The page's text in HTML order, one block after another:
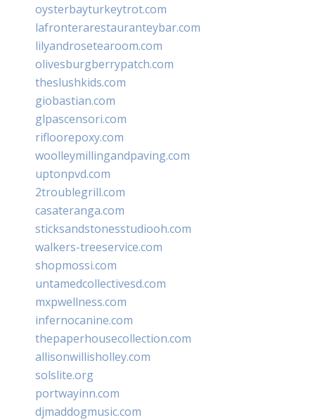
oysterbayturkeytrot.com
lafronterarestauranteybar.com
lilyandrosetearoom.com
olivesburgberrypatch.com
theslushkids.com
giobastian.com
glpascensori.com
rifloorepoxy.com
woolleymillingandpaving.com
uptonpvd.com
2troublegrill.com
casateranga.com
sticksandstonesstudiooh.com
walkers-treeservice.com
shopmossi.com
untamedcollectivesd.com
mxpwellness.com
infernocanine.com
thepaperhousecollection.com
allisonwillisholley.com
solslite.org
portwayinn.com
djmaddogmusic.com